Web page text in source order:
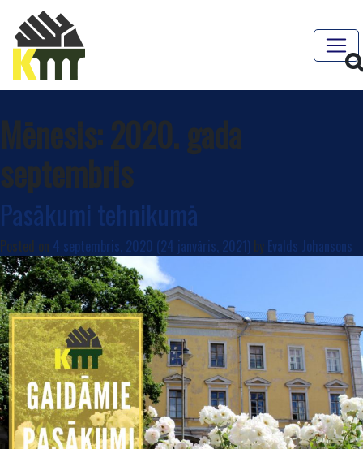
Mēnesis:2020. gada
septembris
Pasākumi tehnikumā
Posted on 4 septembris, 2020 (24 janvāris, 2021) by Evalds Johansons